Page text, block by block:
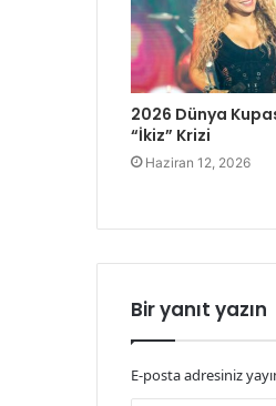
2026 Dünya
“İkiz” Krizi
Haziran 12, 2026
Bir yanıt yazın
E-posta adresiniz